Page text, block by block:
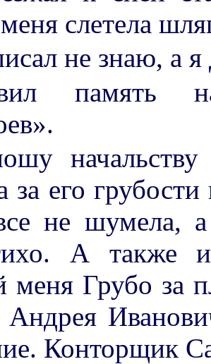
слетела
не знаю, а
память
за его
не шумела, а
А также и
меня Грубо за
Конторщик